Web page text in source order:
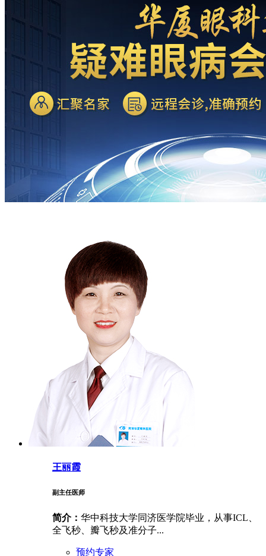
王丽霞
副主任医师
简介： 华中科技大学同济医学院毕业，从事ICL、
全飞秒、瓣飞秒及准分子...
预约专家